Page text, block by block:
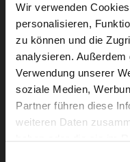
Wir verwenden
personalisieren,
zu können und die
analysieren.
Verwendung unserer
soziale Medien,
Partner führen diese
weiteren Daten
• Der
• der Berufsordnung für
Fachanwaltsordnung (FAO)
• dem Gesetz über die
Rechtsanwälte
• den Berufsregeln der
• Gesetz über die
Deutschland vom 9. März